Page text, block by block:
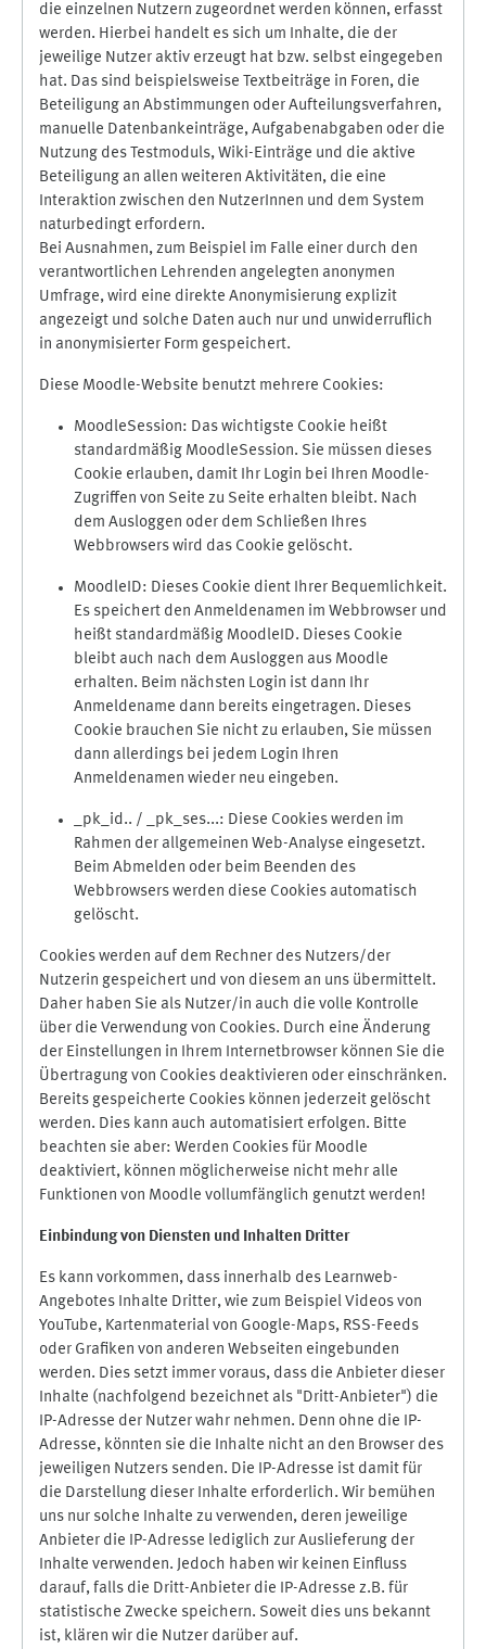
die einzelnen Nutzern zugeordnet werden können, erfasst
werden. Hierbei handelt es sich um Inhalte, die der
jeweilige Nutzer aktiv erzeugt hat bzw. selbst eingegeben
hat. Das sind beispielsweise Textbeiträge in Foren, die
Beteiligung an Abstimmungen oder Aufteilungsverfahren,
manuelle Datenbankeinträge, Aufgabenabgaben oder die
Nutzung des Testmoduls, Wiki-Einträge und die aktive
Beteiligung an allen weiteren Aktivitäten, die eine
Interaktion zwischen den NutzerInnen und dem System
naturbedingt erfordern.
Bei Ausnahmen, zum Beispiel im Falle einer durch den
verantwortlichen Lehrenden angelegten anonymen
Umfrage, wird eine direkte Anonymisierung explizit
angezeigt und solche Daten auch nur und unwiderruflich
in anonymisierter Form gespeichert.
Diese Moodle-Website benutzt mehrere Cookies:
MoodleSession: Das wichtigste Cookie heißt
standardmäßig MoodleSession. Sie müssen dieses
Cookie erlauben, damit Ihr Login bei Ihren Moodle-
Zugriffen von Seite zu Seite erhalten bleibt. Nach
dem Ausloggen oder dem Schließen Ihres
Webbrowsers wird das Cookie gelöscht.
MoodleID: Dieses Cookie dient Ihrer Bequemlichkeit.
Es speichert den Anmeldenamen im Webbrowser und
heißt standardmäßig MoodleID. Dieses Cookie
bleibt auch nach dem Ausloggen aus Moodle
erhalten. Beim nächsten Login ist dann Ihr
Anmeldename dann bereits eingetragen. Dieses
Cookie brauchen Sie nicht zu erlauben, Sie müssen
dann allerdings bei jedem Login Ihren
Anmeldenamen wieder neu eingeben.
_pk_id.. / _pk_ses...: Diese Cookies werden im
Rahmen der allgemeinen Web-Analyse eingesetzt.
Beim Abmelden oder beim Beenden des
Webbrowsers werden diese Cookies automatisch
gelöscht.
Cookies werden auf dem Rechner des Nutzers/der
Nutzerin gespeichert und von diesem an uns übermittelt.
Daher haben Sie als Nutzer/in auch die volle Kontrolle
über die Verwendung von Cookies. Durch eine Änderung
der Einstellungen in Ihrem Internetbrowser können Sie die
Übertragung von Cookies deaktivieren oder einschränken.
Bereits gespeicherte Cookies können jederzeit gelöscht
werden. Dies kann auch automatisiert erfolgen. Bitte
beachten sie aber: Werden Cookies für Moodle
deaktiviert, können möglicherweise nicht mehr alle
Funktionen von Moodle vollumfänglich genutzt werden!
Einbindung von Diensten und Inhalten Dritter
Es kann vorkommen, dass innerhalb des Learnweb-
Angebotes Inhalte Dritter, wie zum Beispiel Videos von
YouTube, Kartenmaterial von Google-Maps, RSS-Feeds
oder Grafiken von anderen Webseiten eingebunden
werden. Dies setzt immer voraus, dass die Anbieter dieser
Inhalte (nachfolgend bezeichnet als "Dritt-Anbieter") die
IP-Adresse der Nutzer wahr nehmen. Denn ohne die IP-
Adresse, könnten sie die Inhalte nicht an den Browser des
jeweiligen Nutzers senden. Die IP-Adresse ist damit für
die Darstellung dieser Inhalte erforderlich. Wir bemühen
uns nur solche Inhalte zu verwenden, deren jeweilige
Anbieter die IP-Adresse lediglich zur Auslieferung der
Inhalte verwenden. Jedoch haben wir keinen Einfluss
darauf, falls die Dritt-Anbieter die IP-Adresse z.B. für
statistische Zwecke speichern. Soweit dies uns bekannt
ist, klären wir die Nutzer darüber auf.